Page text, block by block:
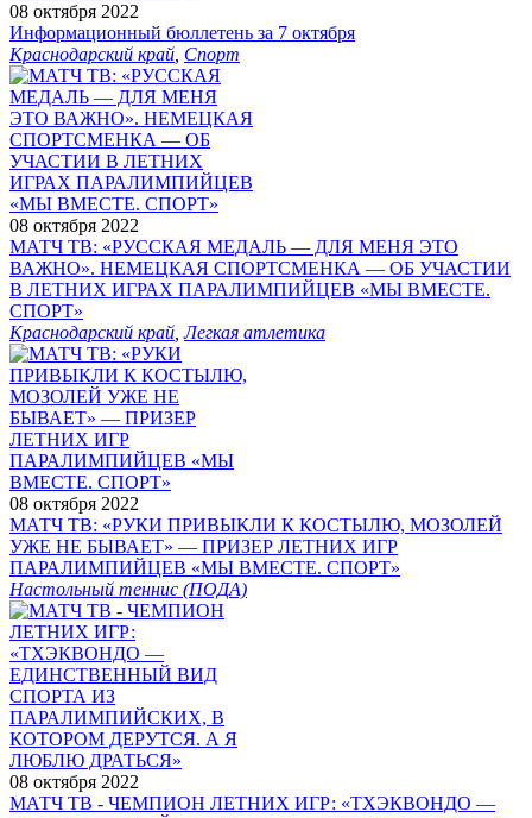
08 октября 2022
Информационный бюллетень за 7 октября
Краснодарский край Спорт
08 октября 2022
МАТЧ ТВ: «РУССКАЯ МЕДАЛЬ — ДЛЯ МЕНЯ ЭТО
ВАЖНО». НЕМЕЦКАЯ СПОРТСМЕНКА — ОБ УЧАСТИИ
В ЛЕТНИХ ИГРАХ ПАРАЛИМПИЙЦЕВ «МЫ ВМЕСТЕ.
СПОРТ»
Краснодарский край ,Легкая атлетика
08 октября 2022
МАТЧ ТВ: «РУКИ ПРИВЫКЛИ К КОСТЫЛЮ, МОЗОЛЕЙ
УЖЕ НЕ БЫВАЕТ» — ПРИЗЕР ЛЕТНИХ ИГР
ПАРАЛИМПИЙЦЕВ «МЫ ВМЕСТЕ. СПОРТ»
Настольный теннис (ПОДА)
08 октября 2022
МАТЧ ТВ - ЧЕМПИОН ЛЕТНИХ ИГР: «ТХЭКВОНДО —